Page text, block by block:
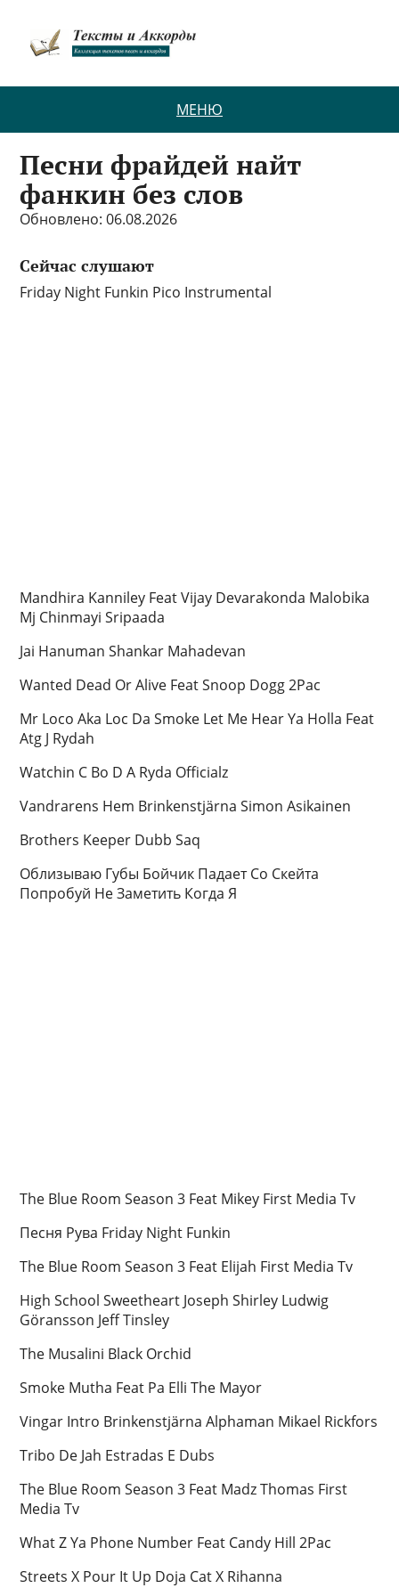
МЕНЮ
Песни фрайдей найт
фанкин без слов
Обновлено: 06.08.2026
Сейчас слушают
Friday Night Funkin Pico Instrumental
Mandhira Kanniley Feat Vijay Devarakonda Malobika
Mj Chinmayi Sripaada
Jai Hanuman Shankar Mahadevan
Wanted Dead Or Alive Feat Snoop Dogg 2Pac
Mr Loco Aka Loc Da Smoke Let Me Hear Ya Holla Feat
Atg J Rydah
Watchin C Bo D A Ryda Officialz
Vandrarens Hem Brinkenstjärna Simon Asikainen
Brothers Keeper Dubb Saq
Облизываю Губы Бойчик Падает Со Скейта
Попробуй Не Заметить Когда Я
The Blue Room Season 3 Feat Mikey First Media Tv
Песня Рува Friday Night Funkin
The Blue Room Season 3 Feat Elijah First Media Tv
High School Sweetheart Joseph Shirley Ludwig
Göransson Jeff Tinsley
The Musalini Black Orchid
Smoke Mutha Feat Pa Elli The Mayor
Vingar Intro Brinkenstjärna Alphaman Mikael Rickfors
Tribo De Jah Estradas E Dubs
The Blue Room Season 3 Feat Madz Thomas First
Media Tv
What Z Ya Phone Number Feat Candy Hill 2Pac
Streets X Pour It Up Doja Cat X Rihanna